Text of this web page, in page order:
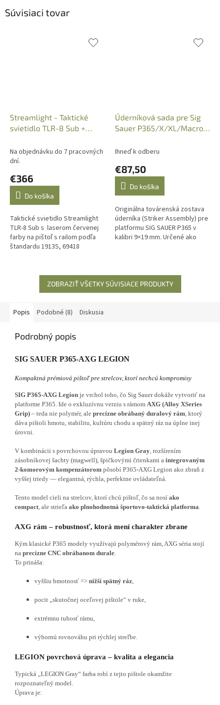
Súvisiaci tovar
Streamlight - Taktické
svietidlo TLR-8 Sub +
Na objednávku do 7 pracovných
dní.
€366
Do košíka
Taktické svietidlo Streamlight
TLR-8 Sub s laserom červenej
farby na pištoľ s railom podľa
štandardu 1913S, 69418
Úderníková sada pre Sig
Sauer P365/X/XL/Macro,
Ihneď k odberu
€87,50
Do košíka
Originálna továrenská zostava
úderníka (Striker Assembly) pre
platformu SIG SAUER P365 v
kalibri 9×19 mm. Určené ako
ZOBRAZIŤ VŠETKY SÚVISIACE PRODUKTY
Popis Podobné (8) Diskusia
Podrobný popis
SIG SAUER P365-AXG LEGION
Kompaktná prémiová pištoľ pre strelcov, ktorí nechcú kompromisy
SIG P365-AXG Legion je vrchol toho, čo Sig Sauer dokáže vytvoriť na
platforme P365. Ide o exkluzívnu verziu s rámom AXG (Alloy XSeries
Grip) – teda nie polymér, ale precízne obrábaný duralový rám , ktorý
dáva pištoli hmotu, stabilitu, kultúru chodu a spätný ráz na úplne inej
úrovni.
V kombinácii s povrchovou úpravou Legion Gray , rozšírením
zásobníkovej šachty (magwell), špičkovými črienkami a integrovaným
2-komorovým kompenzátorom pôsobí P365-AXG Legion ako zbraň z
vyššej triedy — elegantná, rýchla, perfektne ovládateľná.
Tento model cieli na strelcov, ktorí chcú pištoľ, čo sa nosí ako
compact , ale strieľa ako plnohodnotná športovo-taktická platforma
AXG rám – robustnosť, ktorá mení charakter zbrane
Kým klasické P365 modely využívajú polymérový rám, AXG séria stojí
na precízne CNC obrábanom durale
To prináša:
vyššiu hmotnosť => nižší spätný ráz
pocit „skutočnej oceľovej pištole“ v ruke,
extrémnu tuhosť rámu,
výbornú rovnováhu pri rýchlej streľbe.
LEGION povrchová úprava – kvalita a elegancia
Typická „LEGION Gray“ farba robí z tejto pištole okamžite
rozpoznateľný model.
Úprava je: